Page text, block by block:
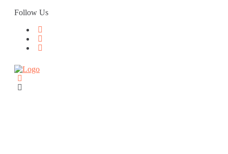
Skip
Follow Us